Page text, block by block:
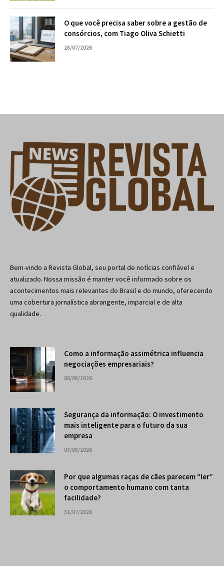
O que você precisa saber sobre a gestão de
consórcios, com Tiago Oliva Schietti
28/07/2026
Bem-vindo a Revista Global, seu portal de notícias confiável e
atualizado. Nossa missão é manter você informado sobre os
acontecimentos mais relevantes do Brasil e do mundo, oferecendo
uma cobertura jornalística abrangente, imparcial e de alta
qualidade.
Como a informação assimétrica influencia
negociações empresariais?
06/08/2026
Segurança da informação: O investimento
mais inteligente para o futuro da sua
empresa
03/08/2026
Por que algumas raças de cães parecem “ler”
o comportamento humano com tanta
facilidade?
31/07/2026